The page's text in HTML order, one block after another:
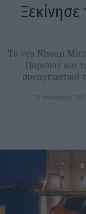
Το νέο Nissan
Παρισιού και
συναρπαστικό
13 Ιανουαρίου